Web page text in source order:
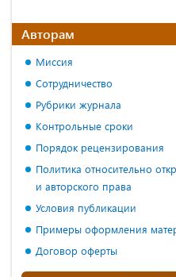
Авторам
Миссия
Сотрудничество
Рубрики журнала
Контрольные сроки
Порядок рецензирования
Политика относительно
и авторского права
Условия публикации
Примеры оформления
Договор оферты